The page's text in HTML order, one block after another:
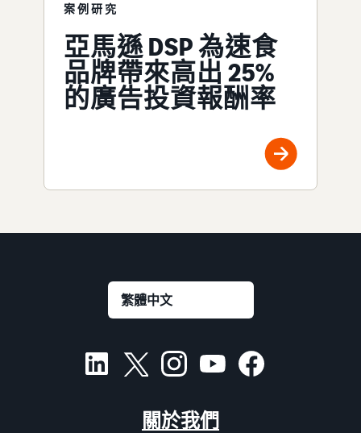
案例研究
亞馬遜 DSP 為速食
品牌帶來高出 25%
的廣告投資報酬率
關於我們